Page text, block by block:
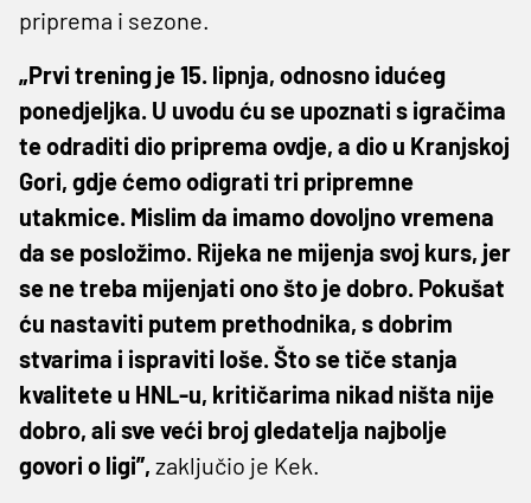
priprema i sezone.
„Prvi trening je 15. lipnja, odnosno idućeg
ponedjeljka. U uvodu ću se upoznati s igračima
te odraditi dio priprema ovdje, a dio u Kranjskoj
Gori, gdje ćemo odigrati tri pripremne
utakmice. Mislim da imamo dovoljno vremena
da se posložimo. Rijeka ne mijenja svoj kurs, jer
se ne treba mijenjati ono što je dobro. Pokušat
ću nastaviti putem prethodnika, s dobrim
stvarima i ispraviti loše. Što se tiče stanja
kvalitete u HNL-u, kritičarima nikad ništa nije
dobro, ali sve veći broj gledatelja najbolje
govori o ligi”, zaključio je Kek.